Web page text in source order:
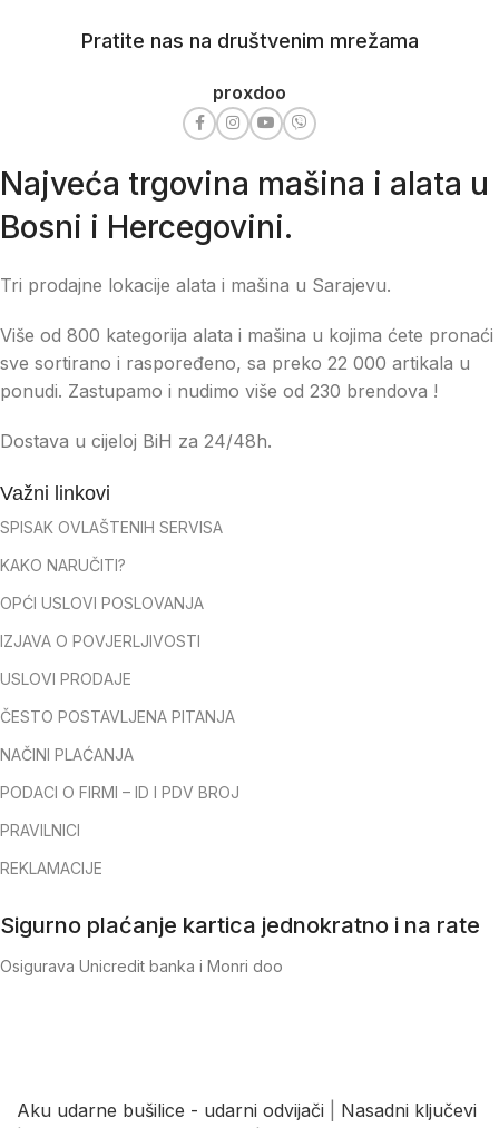
Pratite nas na društvenim mrežama
proxdoo
Najveća trgovina mašina i alata u
Bosni i Hercegovini.
Tri prodajne lokacije alata i mašina u Sarajevu.
Više od 800 kategorija alata i mašina u kojima ćete pronaći
sve sortirano i raspoređeno, sa preko 22 000 artikala u
ponudi. Zastupamo i nudimo više od 230 brendova !
Dostava u cijeloj BiH za 24/48h.
Važni linkovi
SPISAK OVLAŠTENIH SERVISA
KAKO NARUČITI?
OPĆI USLOVI POSLOVANJA
IZJAVA O POVJERLJIVOSTI
USLOVI PRODAJE
ČESTO POSTAVLJENA PITANJA
NAČINI PLAĆANJA
PODACI O FIRMI – ID I PDV BROJ
PRAVILNICI
REKLAMACIJE
Sigurno plaćanje kartica jednokratno i na rate
Osigurava Unicredit banka i Monri doo
Aku udarne bušilice - udarni odvijači
Nasadni ključevi